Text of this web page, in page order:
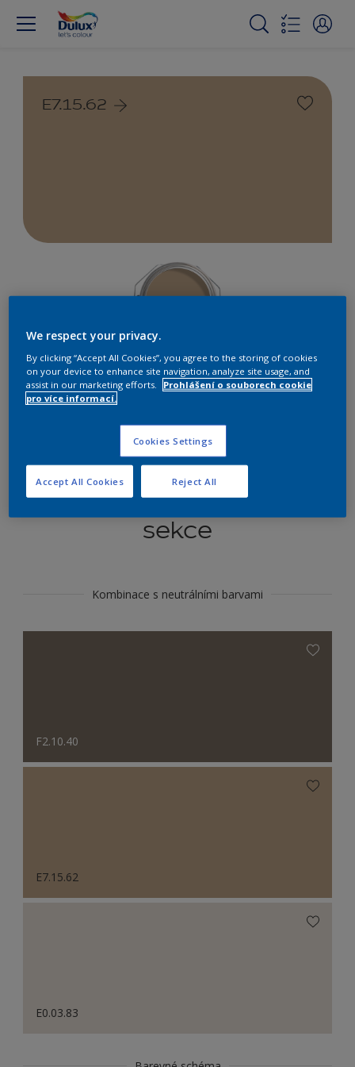
E7.15.62
Najít výrobek v tomto odstínu
Koordinovat barevné
sekce
Kombinace s neutrálními barvami
F2.10.40
E7.15.62
E0.03.83
We respect your privacy.
By clicking “Accept All Cookies”, you agree to the storing of cookies
on your device to enhance site navigation, analyze site usage, and
assist in our marketing efforts.
Prohlášení o souborech cookie
pro více informací.
Cookies Settings
Reject All
Accept All Cookies